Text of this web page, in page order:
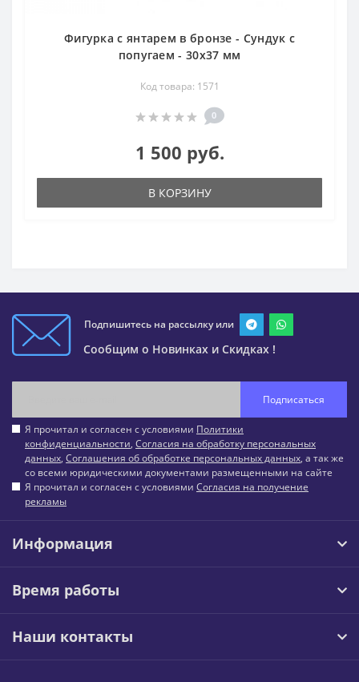
Фигурка с янтарем в бронзе - Сундук с
попугаем - 30х37 мм
Код товара: 1571
0
1 500 руб.
В КОРЗИНУ
Подпишитесь на рассылку или
Сообщим о Новинках и Скидках !
Подписаться
Я прочитал и согласен с условиями Политики
конфиденциальности, Согласия на обработку персональных
данных, Соглашения об обработке персональных данных, а так же
со всеми юридическими документами размещенными на сайте
Я прочитал и согласен с условиями Согласия на получение
рекламы
Информация
Время работы
Наши контакты